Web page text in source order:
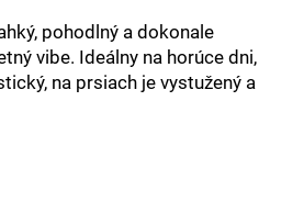
pohodlný a dokonale
vibe. Ideálny na horúce dni,
na prsiach je vystužený a